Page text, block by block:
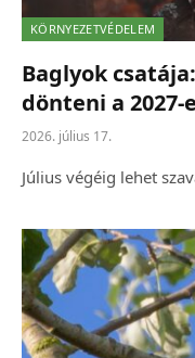
KÖRNYEZETVÉDELEM
Baglyok
dönteni a 2027-
2026. július 17.
Július végéig lehet